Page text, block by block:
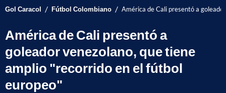
Gol Caracol / Fútbol Colombiano / América de Cali presentó a
América de Cali presentó a
goleador venezolano, que tiene
amplio "recorrido en el fútbol
europeo"